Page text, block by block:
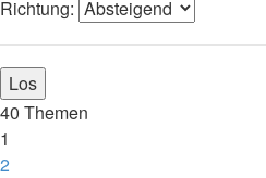
Richtung:
40 Themen
1
2